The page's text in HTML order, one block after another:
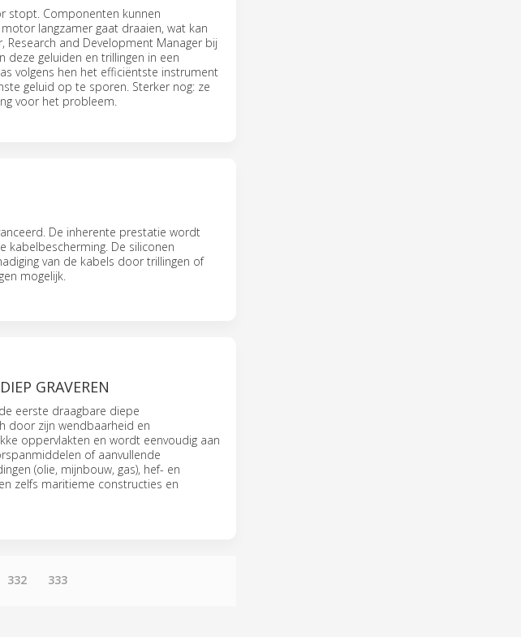
stopt. Componenten kunnen
langzamer gaat draaien, wat kan
Research and Development Manager bij
deze geluiden en trillingen in een
volgens hen het efficiëntste instrument
geluid op te sporen. Sterker nog: ze
voor het probleem.
De inherente prestatie wordt
kabelbescherming. De siliconen
van de kabels door trillingen of
mogelijk.
GRAVEREN
eerste draagbare diepe
door zijn wendbaarheid en
oppervlakten en wordt eenvoudig aan
of aanvullende
(olie, mijnbouw, gas), hef- en
zelfs maritieme constructies en
332 333